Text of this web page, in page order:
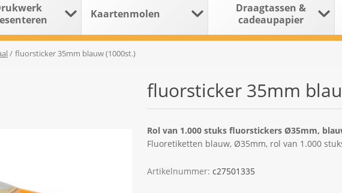
Kaartenmolen
Draagtassen &
cadeaupapier
/ fluorsticker 35mm blauw (1000st.)
fluorsticker 35mm
Rol van 1.000 stuks fluorstickers Ø35mm,
Fluoretiketten blauw, Ø35mm, rol van 1.000
Artikelnummer: c27501335